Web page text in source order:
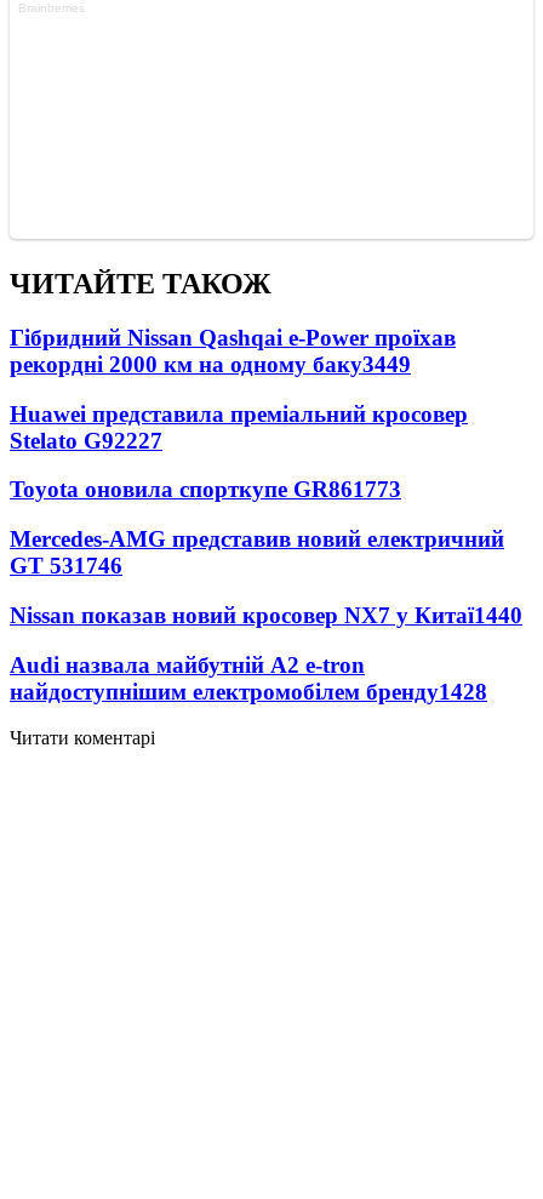
ЧИТАЙТЕ ТАКОЖ
Гібридний Nissan Qashqai e-Power проїхав
рекордні 2000 км на одному баку3449
Huawei представила преміальний кросовер
Stelato G92227
Toyota оновила спорткупе GR861773
Mercedes-AMG представив новий електричний
GT 531746
Nissan показав новий кросовер NX7 у Китаї1440
Audi назвала майбутній A2 e-tron
найдоступнішим електромобілем бренду1428
Читати коментарі